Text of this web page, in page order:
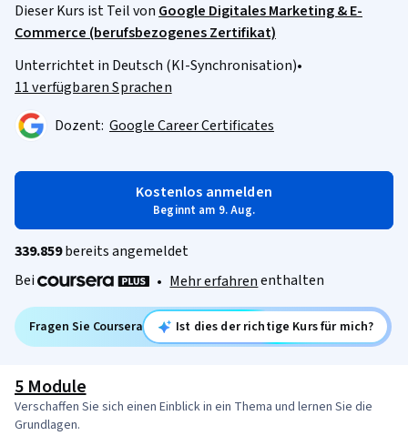
Dieser Kurs ist Teil von Google Digitales Marketing & E-
Commerce (berufsbezogenes Zertifikat)
Unterrichtet in Deutsch (KI-Synchronisation)•
11 verfügbaren Sprachen
Dozent: Google Career Certificates
Kostenlos anmelden
Beginnt am 9. Aug.
339.859bereits angemeldet
Bei
• Mehr erfahrenenthalten
Fragen Sie Coursera Ist dies der richtige Kurs für mich?
5 Module
Verschaffen Sie sich einen Einblick in ein Thema und lernen Sie die
Grundlagen.